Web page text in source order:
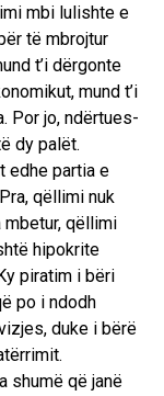
mbi lulishte e
të mbrojtur
t’i dërgonte
mund t’i
Por jo, ndërtues-
dy palët.
edhe partia e
qëllimi nuk
qëllimi
hipokrite
piratim i bëri
po i ndodh
duke i bërë
shumë që janë